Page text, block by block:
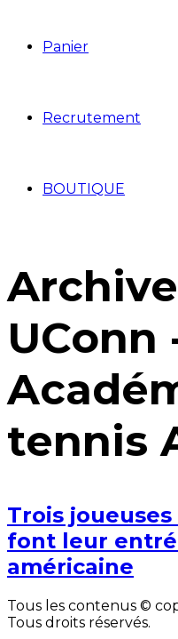
Panier
Recrutement
BOUTIQUE
UConn
tennis
Trois joueuses
font leur
américaine
Tous les contenus ©
Tous droits réservés.